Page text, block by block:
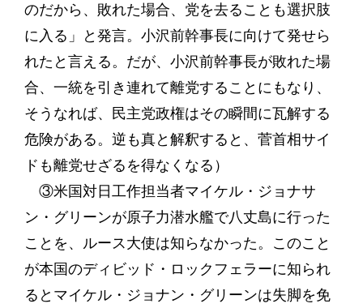
のだから、敗れた場合、党を去ることも選択肢
に入る」と発言。小沢前幹事長に向けて発せら
れたと言える。だが、小沢前幹事長が敗れた場
合、一統を引き連れて離党することにもなり、
そうなれば、民主党政権はその瞬間に瓦解する
危険がある。逆も真と解釈すると、菅首相サイ
ドも離党せざるを得なくなる）
③米国対日工作担当者マイケル・ジョナサ
ン・グリーンが原子力潜水艦で八丈島に行った
ことを、ルース大使は知らなかった。このこと
が本国のディビッド・ロックフェラーに知られ
るとマイケル・ジョナン・グリーンは失脚を免